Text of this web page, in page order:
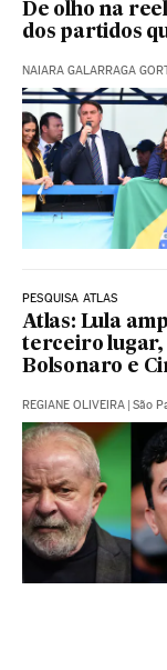
De olho na
dos partidos
NAIARA GALARRAGA
PESQUISA ATLAS
Atlas: Lula
terceiro lugar,
Bolsonaro e
REGIANE OLIVEIRA | São